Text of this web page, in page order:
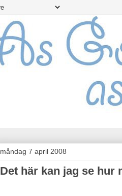
måndag 7 april 2008
Det här kan jag se hur